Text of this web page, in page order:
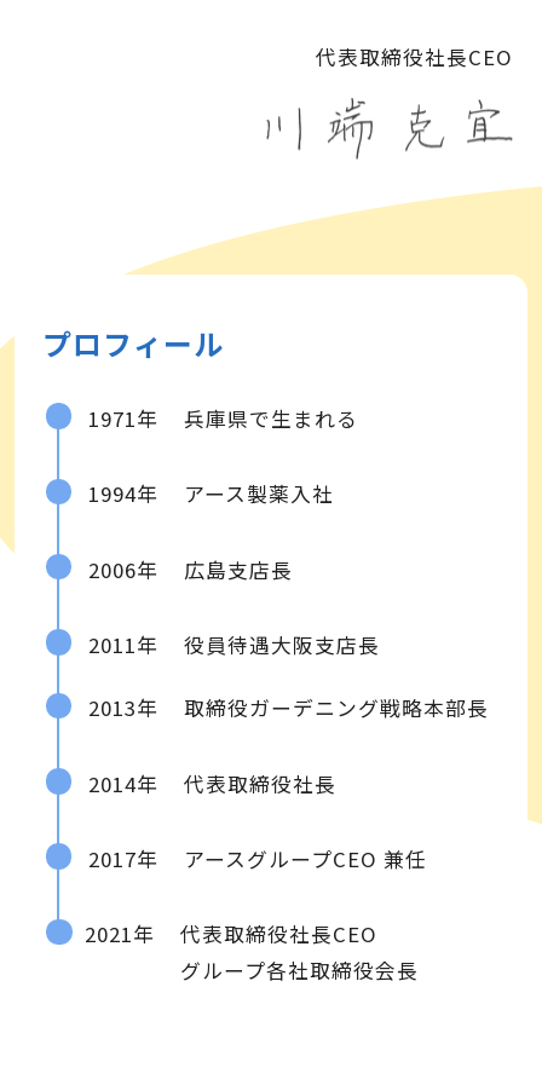
代表取締役社長CEO
プロフィール
1971年 兵庫県で生まれる
1994年 アース製薬入社
2006年 広島支店長
2011年 役員待遇大阪支店長
2013年 取締役ガーデニング戦略本部長
2014年 代表取締役社長
2017年 アースグループCEO 兼任
2021年
代表取締役社長CEO
グループ各社取締役会長